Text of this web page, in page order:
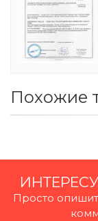
Похожие
Просто